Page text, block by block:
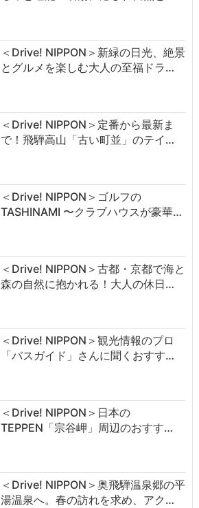
＜Drive! NIPPON＞新緑の日光、絶景
とグルメを楽しむ大人の至福ドラ…
＜Drive! NIPPON＞定番から最新ま
で！飛騨高山「古い町並」のテイ…
＜Drive! NIPPON＞ゴルフの
TASHINAMI 〜クラブハウスが豪華…
＜Drive! NIPPON＞古都・京都で海と
森の自然に抱かれる！大人の休日…
＜Drive! NIPPON＞観光情報のプロ
「バスガイド」さんに聞くおすす…
＜Drive! NIPPON＞日本の
TEPPEN「宗谷岬」周辺のおすす…
＜Drive! NIPPON＞奥飛騨温泉郷の平
湯温泉へ。春の訪れを求め、アク…